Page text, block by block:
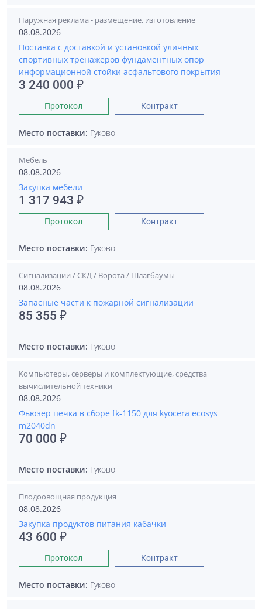
Наружная реклама - размещение, изготовление
08.08.2026
Поставка с доставкой и установкой уличных
спортивных тренажеров фундаментных опор
информационной стойки асфальтового покрытия
3 240 000 ₽
Протокол Контракт
Место поставки: Гуково
Мебель
08.08.2026
Закупка мебели
1 317 943 ₽
Протокол Контракт
Место поставки: Гуково
Сигнализации / СКД / Ворота / Шлагбаумы
08.08.2026
Запасные части к пожарной сигнализации
85 355 ₽
Место поставки: Гуково
Компьютеры, серверы и комплектующие, средства
вычислительной техники
08.08.2026
Фьюзер печка в сборе fk-1150 для kyocera ecosys
m2040dn
70 000 ₽
Место поставки: Гуково
Плодоовощная продукция
08.08.2026
Закупка продуктов питания кабачки
43 600 ₽
Протокол Контракт
Место поставки: Гуково